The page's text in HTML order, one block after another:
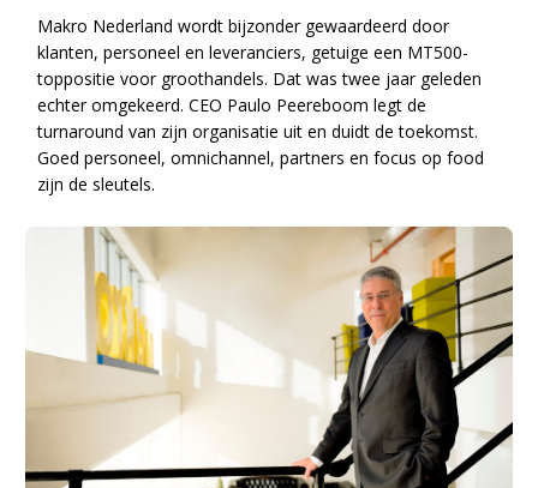
Makro Nederland wordt bijzonder gewaardeerd door
klanten, personeel en leveranciers, getuige een MT500-
toppositie voor groothandels. Dat was twee jaar geleden
echter omgekeerd. CEO Paulo Peereboom legt de
turnaround van zijn organisatie uit en duidt de toekomst.
Goed personeel, omnichannel, partners en focus op food
zijn de sleutels.